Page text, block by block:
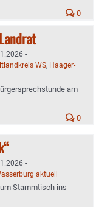
0
-
WS, Haager-
am
0
-
aktuell
Stammtisch ins